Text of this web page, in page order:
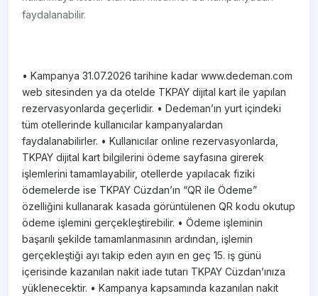
faydalanabilir.
• Kampanya 31.07.2026 tarihine kadar www.dedeman.com
web sitesinden ya da otelde TKPAY dijital kart ile yapılan
rezervasyonlarda geçerlidir. • Dedeman’ın yurt içindeki
tüm otellerinde kullanıcılar kampanyalardan
faydalanabilirler. • Kullanıcılar online rezervasyonlarda,
TKPAY dijital kart bilgilerini ödeme sayfasına girerek
işlemlerini tamamlayabilir, otellerde yapılacak fiziki
ödemelerde ise TKPAY Cüzdan’ın “QR ile Ödeme”
özelliğini kullanarak kasada görüntülenen QR kodu okutup
ödeme işlemini gerçekleştirebilir. • Ödeme işleminin
başarılı şekilde tamamlanmasının ardından, işlemin
gerçekleştiği ayı takip eden ayın en geç 15. iş günü
içerisinde kazanılan nakit iade tutarı TKPAY Cüzdan’ınıza
yüklenecektir. • Kampanya kapsamında kazanılan nakit